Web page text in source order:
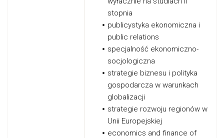
stopnia
publicystyka ekonomiczna i
public relations
specjalność ekonomiczno-
socjologiczna
strategie biznesu i polityka
gospodarcza w warunkach
globalizacji
strategie rozwoju regionów w
Unii Europejskiej
economics and finance of